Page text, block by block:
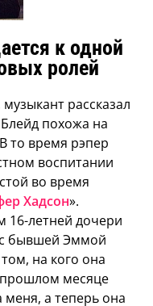
к одной
ролей
рассказал
похожа на
то время рэпер
воспитании
во время
Хадсон».
16-летней дочери
с бывшей Эммой
на кого она
месяце
а теперь она